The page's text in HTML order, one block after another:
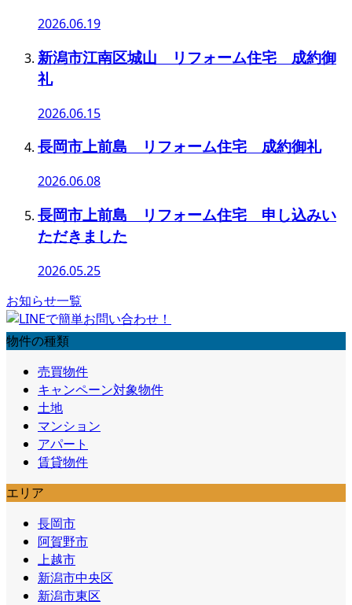
2026.06.19
新潟市江南区城山 リフォーム住宅 成約御
礼
2026.06.15
長岡市上前島 リフォーム住宅 成約御礼
2026.06.08
長岡市上前島 リフォーム住宅 申し込みい
ただきました
2026.05.25
お知らせ一覧
物件の種類
売買物件
キャンペーン対象物件
土地
マンション
アパート
賃貸物件
エリア
長岡市
阿賀野市
上越市
新潟市中央区
新潟市東区